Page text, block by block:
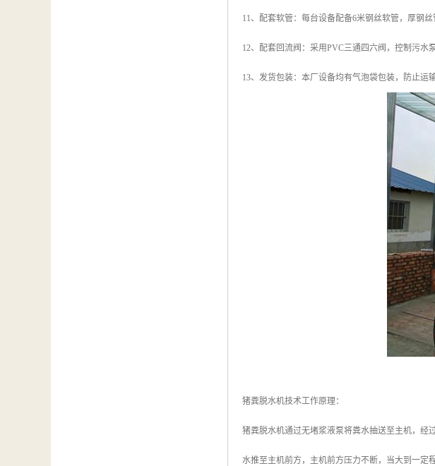
11、配套软管：每台设备配备6米钢丝软管，厚钢
12、配套回流阀：采用PVC三通四六阀，控制污水
13、发货包装：本厂设备均有气泡袋包装，防止运
猪粪脱水机技术工作原理：
猪粪脱水机通过无堵浆液泵将粪水抽送至主机，经
水推至主机前方，主机前方压力不断，当大到一定